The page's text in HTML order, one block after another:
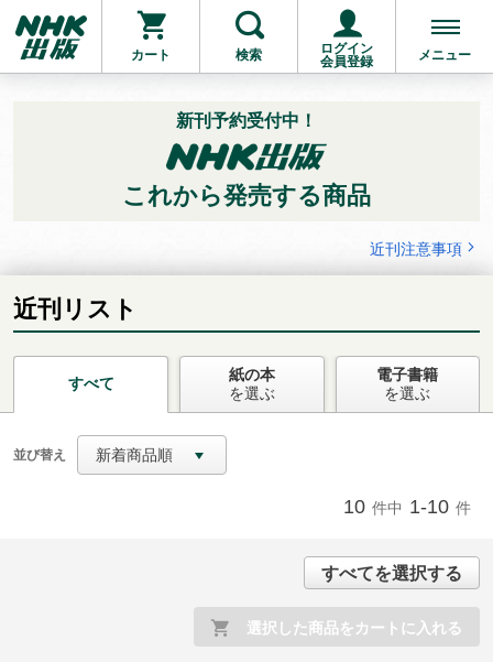
カート 検索
ログイン
会員登録
メニュー
お支払いに進む
他にも商品を買う
新刊予約受付中！
これから発売する商品
近刊注意事項
近刊リスト
すべて
紙の本
を選ぶ
電子書籍
を選ぶ
並び替え 新着商品順
10 件中 1-10 件
すべてを選択する
選択した商品をカートに入れる